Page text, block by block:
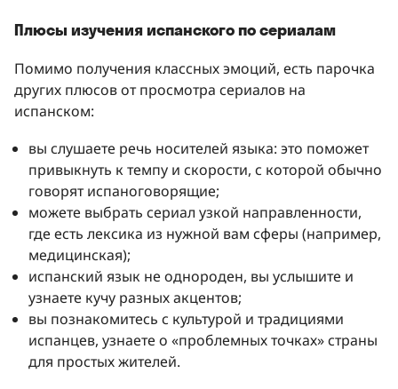
Плюсы изучения испанского по сериалам
Помимо получения классных эмоций, есть парочка
других плюсов от просмотра сериалов на
испанском:
вы слушаете речь носителей языка: это поможет
привыкнуть к темпу и скорости, с которой обычно
говорят испаноговорящие;
можете выбрать сериал узкой направленности,
где есть лексика из нужной вам сферы (например,
медицинская);
испанский язык не однороден, вы услышите и
узнаете кучу разных акцентов;
вы познакомитесь с культурой и традициями
испанцев, узнаете о «проблемных точках» страны
для простых жителей.